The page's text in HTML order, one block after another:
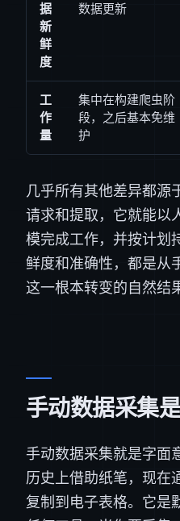
据
新
鲜
度
数据更新
工
作
量
集中在构建爬虫阶
段，之后基本免维
护
几乎所有其他差异都源
请求和提取，它就能以
模完成工作，并按计划
鲜度和准确性，都是从
这一根本转变的自然结
手动数据采集
手动数据采集就是字面
历史上借助纸笔，现在
复制到电子表格。它是